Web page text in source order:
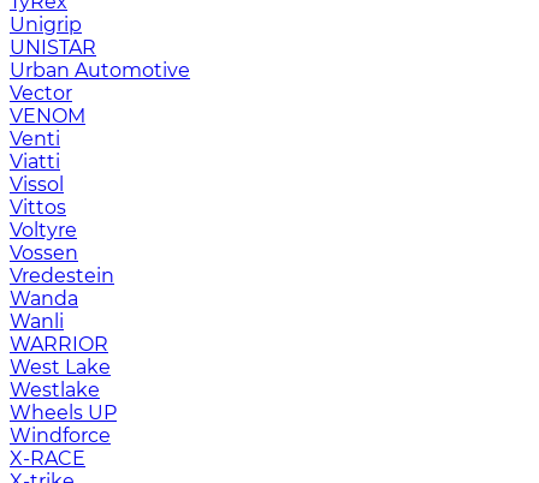
Unigrip
UNISTAR
Urban Automotive
Vector
VENOM
Venti
Viatti
Vissol
Vittos
Voltyre
Vossen
Vredestein
Wanda
Wanli
WARRIOR
West Lake
Westlake
Wheels UP
Windforce
X-RACE